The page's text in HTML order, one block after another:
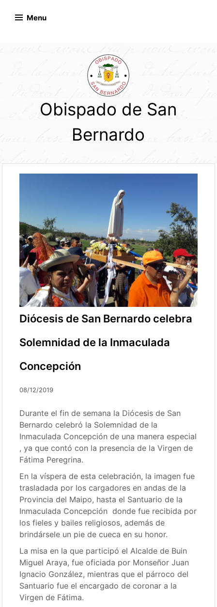
Menu
Obispado de San
Bernardo
Diócesis de San Bernardo celebra
Solemnidad de la Inmaculada
Concepción
08/12/2019
Durante el fin de semana la Diócesis de San
Bernardo celebró la Solemnidad de la
Inmaculada Concepción de una manera especial
, ya que contó con la presencia de la Virgen de
Fátima Peregrina.
En la víspera de esta celebración, la imagen fue
trasladada por los cargadores en andas de la
Provincia del Maipo, hasta el Santuario de la
Inmaculada Concepción donde fue recibida por
los fieles y bailes religiosos, además de
brindársele un pie de cueca en su honor.
La misa en la que participó el Alcalde de Buin
Miguel Araya, fue oficiada por Monseñor Juan
Ignacio González, mientras que el párroco del
Santuario fue el encargado de coronar a la
Virgen de Fátima.